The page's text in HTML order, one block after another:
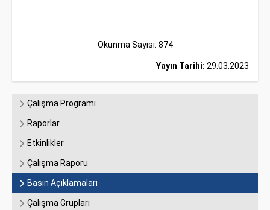
Okunma Sayısı: 874
Yayın Tarihi: 29.03.2023
Çalışma Programı
Raporlar
Etkinlikler
Çalışma Raporu
Basın Açıklamaları
Çalışma Grupları